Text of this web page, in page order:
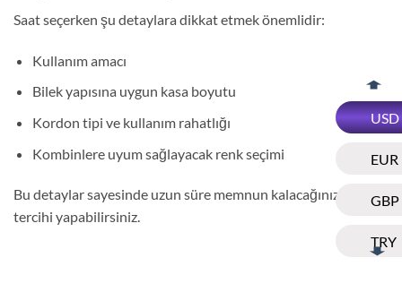
USD
EUR
GBP
TRY
Saat seçerken şu detaylara dikkat etmek önemlidir:
Kullanım amacı
Bilek yapısına uygun kasa boyutu
Kordon tipi ve kullanım rahatlığı
Kombinlere uyum sağlayacak renk seçimi
Bu detaylar sayesinde uzun süre memnun kalacağınız doğru
tercihi yapabilirsiniz.